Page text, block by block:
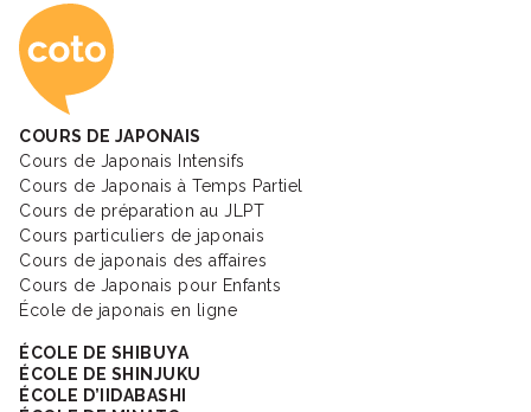
Coto Academy -
COURS DE JAPONAIS
Cours de Japonais Intensifs
Cours de Japonais à Temps Partiel
Cours de préparation au JLPT
Cours particuliers de japonais
Cours de japonais des affaires
Cours de Japonais pour Enfants
École de japonais en ligne
ÉCOLE DE SHIBUYA
ÉCOLE DE SHINJUKU
ÉCOLE D’IIDABASHI